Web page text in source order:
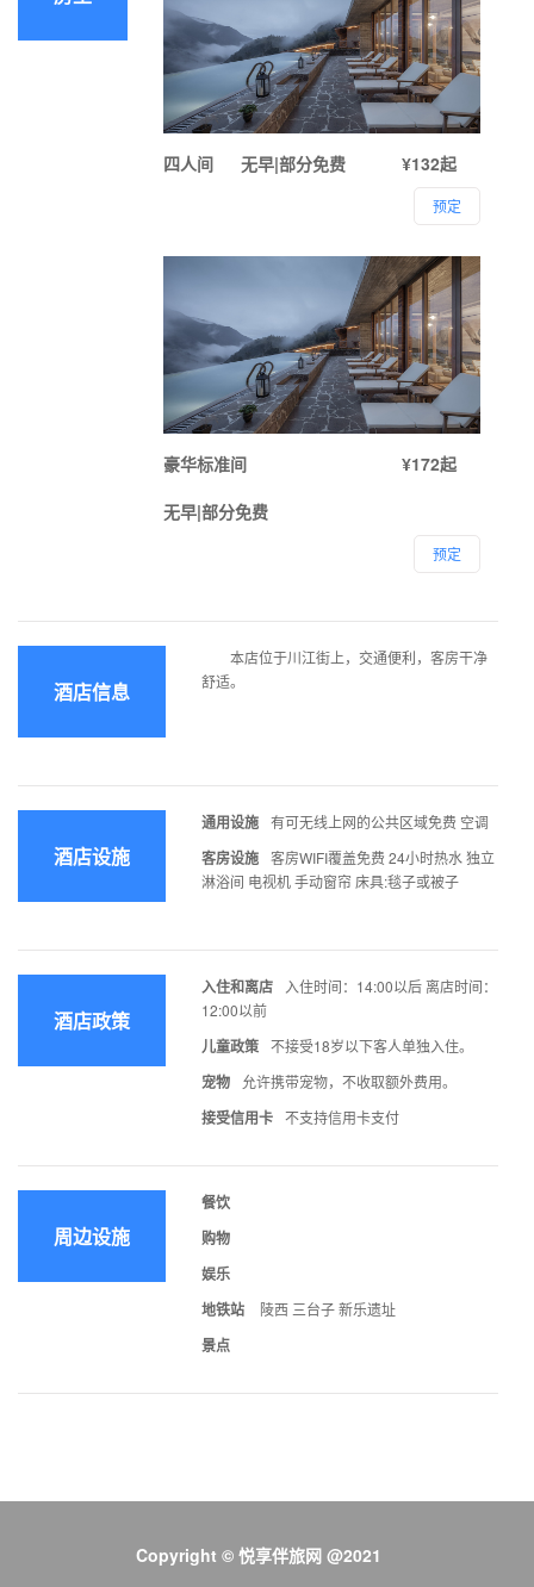
四人间 ¥132起
无早|部分免费
预定
豪华标准间
¥172起
无早|部分免费
预定
酒店信息
本店位于川江街上，交通便利，客房干净
舒适。
酒店设施
通用设施 有可无线上网的公共区域免费 空调
客房设施 客房WIFI覆盖免费 24小时热水 独立
淋浴间 电视机 手动窗帘 床具:毯子或被子
酒店政策
入住和离店
入住时间：14:00以后 离店时间：
12:00以前
儿童政策 不接受18岁以下客人单独入住。
宠物 允许携带宠物，不收取额外费用。
接受信用卡 不支持信用卡支付
周边设施
餐饮
购物
娱乐
地铁站
陵西 三台子 新乐遗址
景点
Copyright © 悦享伴旅网 @2021